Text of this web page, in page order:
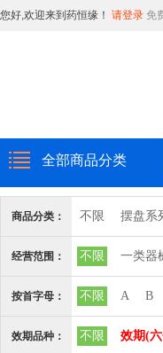
您好,欢迎来到药恒缘！ 请登录 免
全部商品分类
商品分类： 不限 摆盘系
消毒品 日化
心脑血管血液
经营范围： 不限 一类器
三类器械.10输
三类器械.6810
按首字母： 不限 A B
效期品种： 不限 效期(